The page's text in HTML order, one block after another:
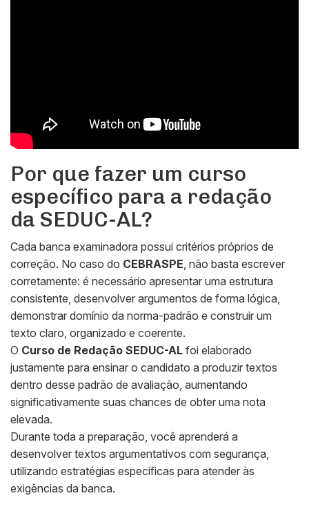
Por que fazer um curso
específico para a redação
da SEDUC-AL?
Cada banca examinadora possui critérios próprios de
correção. No caso do CEBRASPE, não basta escrever
corretamente: é necessário apresentar uma estrutura
consistente, desenvolver argumentos de forma lógica,
demonstrar domínio da norma-padrão e construir um
texto claro, organizado e coerente.
O Curso de Redação SEDUC-AL foi elaborado
justamente para ensinar o candidato a produzir textos
dentro desse padrão de avaliação, aumentando
significativamente suas chances de obter uma nota
elevada.
Durante toda a preparação, você aprenderá a
desenvolver textos argumentativos com segurança,
utilizando estratégias específicas para atender às
exigências da banca.